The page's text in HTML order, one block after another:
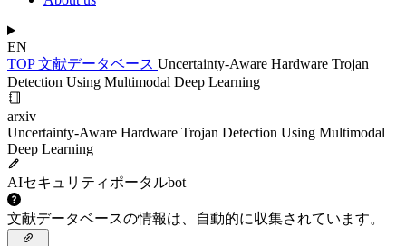
EN
TOP文献データベース Uncertainty-Aware Hardware Trojan
Detection Using Multimodal Deep Learning
arxiv
Uncertainty-Aware Hardware Trojan Detection Using Multimodal
Deep Learning
AIセキュリティポータルbot
文献データベースの情報は、自動的に収集されています。